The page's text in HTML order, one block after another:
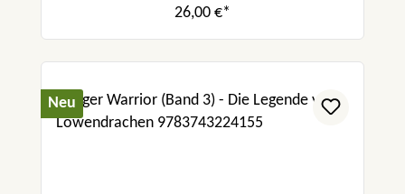
26,00 €*
Neu